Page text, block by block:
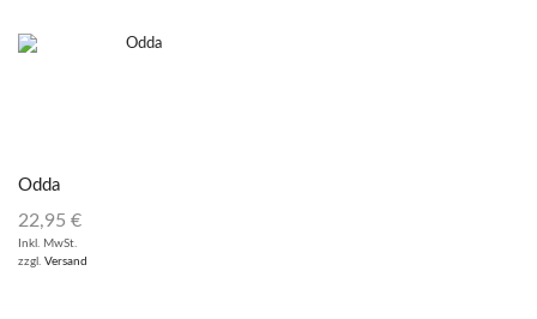
Odda
22,95 €
Inkl. MwSt.
zzgl. Versand